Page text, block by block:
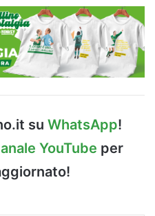
su WhatsApp!
YouTube per